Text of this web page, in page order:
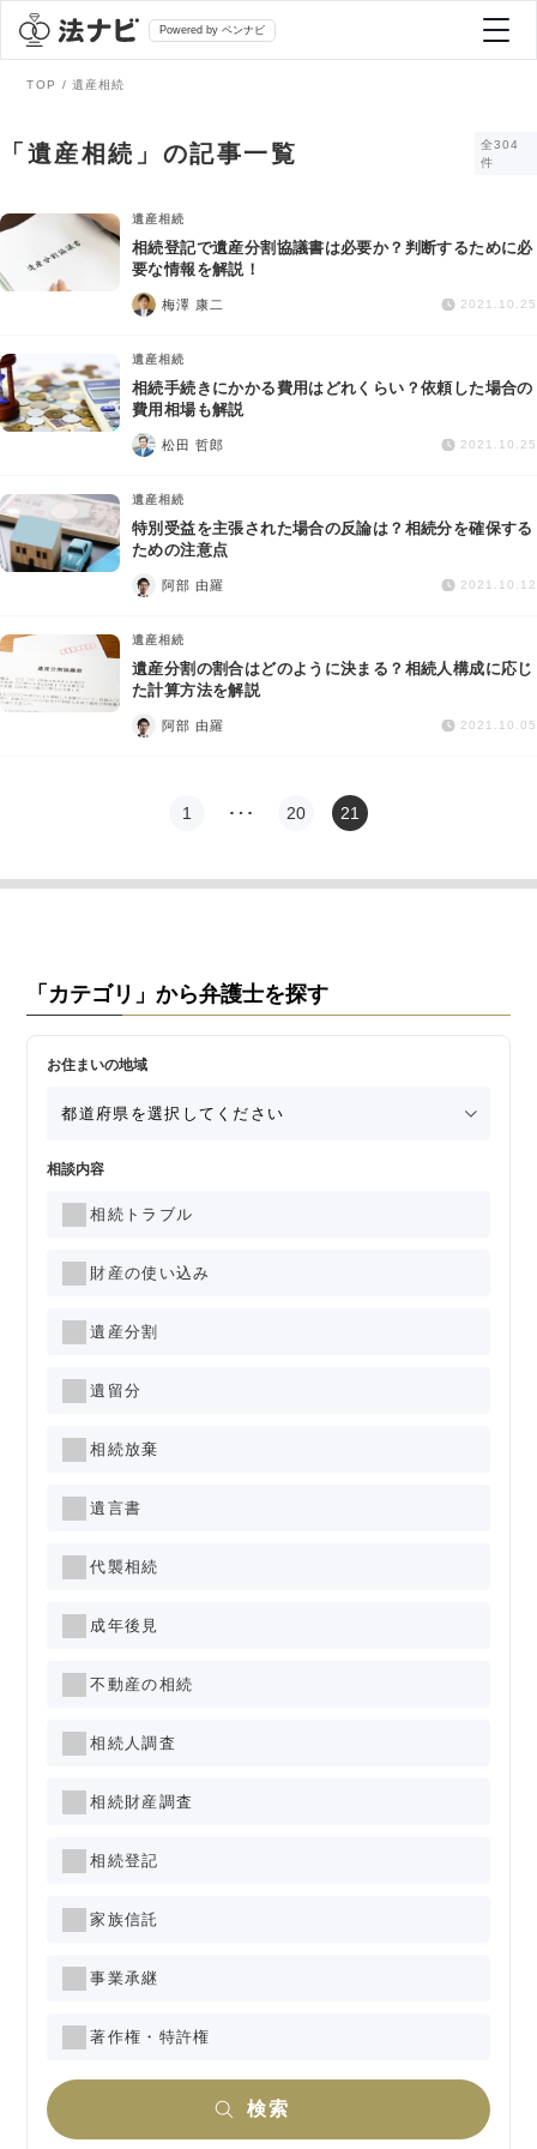
Powered by ベンナビ
全て
法律相談
債務整理
交通事故
労働問題
債権回収
弁護士を探す
おすすめ弁護士診断
AI Search Premium
掲載をご検討の弁護士の方へ
TOP 遺産相続
「遺産相続」の記事一覧
全304
件
遺産相続
相続登記で遺産分割協議書は必要か？判断するために必
要な情報を解説！
梅澤 康二 2021.10.25
遺産相続
相続手続きにかかる費用はどれくらい？依頼した場合の
費用相場も解説
松田 哲郎 2021.10.25
遺産相続
特別受益を主張された場合の反論は？相続分を確保する
ための注意点
阿部 由羅 2021.10.12
遺産相続
遺産分割の割合はどのように決まる？相続人構成に応じ
た計算方法を解説
阿部 由羅 2021.10.05
1 … 20 21
「カテゴリ」から弁護士を探す
お住まいの地域
相談内容
相続トラブル
財産の使い込み
遺産分割
遺留分
相続放棄
遺言書
代襲相続
成年後見
不動産の相続
相続人調査
相続財産調査
相続登記
家族信託
事業承継
著作権・特許権
検索